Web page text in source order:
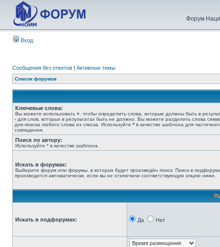
Форум
Вход
Сообщения без ответов | Активные темы
Список форумов
Ключевые слова:
Вы можете использовать + , чтобы определить слова, которые должны быть в
- для слов, которых в результатах быть не должно. Вы можете разделить слова
для поиска любого слова из списка. Используйте * в качестве шаблона для
совпадения.
Поиск по автору:
Используйте * в качестве шаблона.
Искать в форумах:
Выберите форум или форумы, в которых будет произведён поиск. Поиск в
производится автоматически, если вы не отключили соответствующую опцию ниже.
Искать в подфорумах: Да Нет